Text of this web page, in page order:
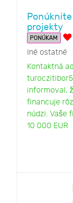
projekty
PONÚKAM
Iné ostatné
Kontaktná
informoval,
financuje
núdzi. Vaše
10 000 EUR